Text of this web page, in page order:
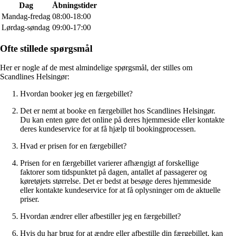
Dag
Åbningstider
Mandag-fredag 08:00-18:00
Lørdag-søndag 09:00-17:00
Ofte stillede spørgsmål
Her er nogle af de mest almindelige spørgsmål, der stilles om
Scandlines Helsingør:
Hvordan booker jeg en færgebillet?
Det er nemt at booke en færgebillet hos Scandlines Helsingør.
Du kan enten gøre det online på deres hjemmeside eller kontakte
deres kundeservice for at få hjælp til bookingprocessen.
Hvad er prisen for en færgebillet?
Prisen for en færgebillet varierer afhængigt af forskellige
faktorer som tidspunktet på dagen, antallet af passagerer og
køretøjets størrelse. Det er bedst at besøge deres hjemmeside
eller kontakte kundeservice for at få oplysninger om de aktuelle
priser.
Hvordan ændrer eller afbestiller jeg en færgebillet?
Hvis du har brug for at ændre eller afbestille din færgebillet, kan